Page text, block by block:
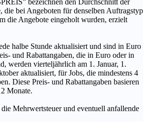
die bei Angeboten für denselben Auftragstyp
die Angebote eingeholt wurden, erzielt
halbe Stunde aktualisiert und sind in Euro
und Rabattangaben, die in Euro oder in
werden vierteljährlich am 1. Januar, 1.
aktualisiert, für Jobs, die mindestens 4
Diese Preis- und Rabattangaben basieren
Monate.
Mehrwertsteuer und eventuell anfallende